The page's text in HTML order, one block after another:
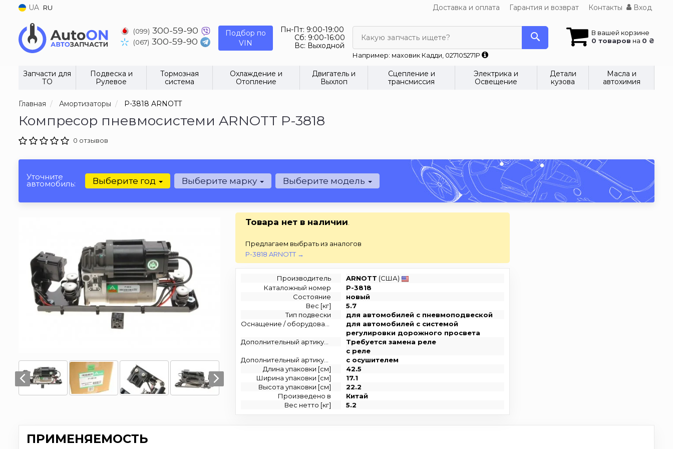
UA RU Доставка и оплата Гарантия и возврат Контакты Вход
(099) 300-59-90
(067) 300-59-90
Подбор по
VIN
Пн-Пт: 9:00-19:00
Сб: 9:00-16:00
Вс: Выходной
В вашей корзине
0 товаров на 0 ₴
Какую запчасть ищете?
Например: маховик Кадди, 027105271P
Запчасти для
ТО
Подвеска и
Рулевое
Тормозная
система
Охлаждение и
Отопление
Двигатель и
Выхлоп
Сцепление и
трансмиссия
Электрика и
Освещение
Детали
кузова
Масла и
автохимия
Главная Амортизаторы P-3818 ARNOTT
Компресор пневмосистеми ARNOTT P-3818
0 отзывов
Уточните
автомобиль: Выберите год Выберите марку Выберите модель
Товара нет в наличии
Предлагаем выбрать из аналогов
P-3818 ARNOTT →
Производитель ARNOTT (США)
Каталожный номер
P-3818
Состояние
новый
Вес [кг]
5.7
Тип подвески
для автомобилей с пневмоподвеской
для автомобилей с системой
регулировки дорожного просвета
Требуется замена реле
с реле
с осушителем
Длина упаковки [см]
42.5
Ширина упаковки [см]
17.1
Высота упаковки [см]
22.2
Произведено в
Китай
Вес нетто [кг]
5.2
ПРИМЕНЯЕМОСТЬ